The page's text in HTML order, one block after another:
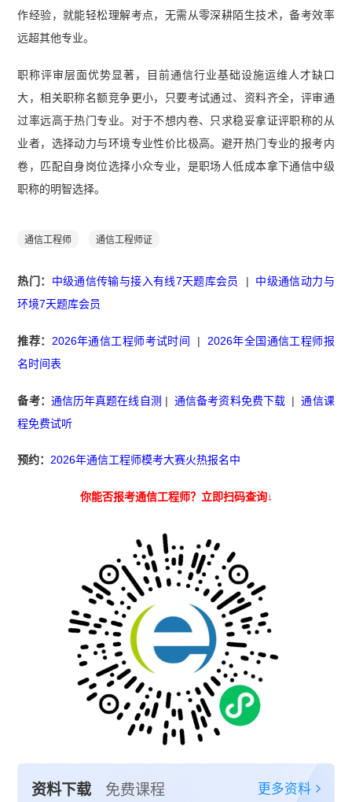
作经验，就能轻松理解考点，无需从零深耕陌生技术，备考效率
远超其他专业。
职称评审层面优势显著，目前通信行业基础设施运维人才缺口
大，相关职称名额竞争更小，只要考试通过、资料齐全，评审通
过率远高于热门专业。对于不想内卷、只求稳妥拿证评职称的从
业者，选择动力与环境专业性价比极高。避开热门专业的报考内
卷，匹配自身岗位选择小众专业，是职场人低成本拿下通信中级
职称的明智选择。
通信工程师 通信工程师证
热门： 中级通信传输与接入有线7天题库会员 | 中级通信动力与
环境7天题库会员
推荐： 2026年通信工程师考试时间 | 2026年全国通信工程师报
名时间表
备考： 通信历年真题在线自测 |通信备考资料免费下载 |通信课
程免费试听
预约：2026年通信工程师模考大赛火热报名中
你能否报考通信工程师？立即扫码查询↓
资料下载 免费课程 更多资料